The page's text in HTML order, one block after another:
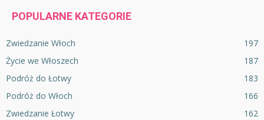
POPULARNE KATEGORIE
Zwiedzanie Włoch
197
Życie we Włoszech
187
Podróż do Łotwy
183
Podróż do Włoch
166
Zwiedzanie Łotwy
162